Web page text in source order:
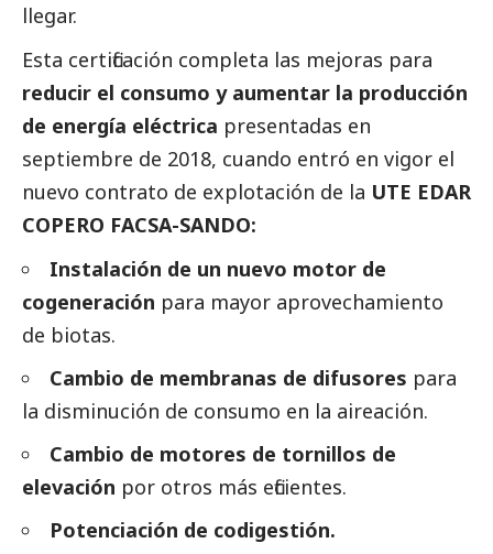
llegar.
Esta certificación completa las mejoras para
reducir el consumo y aumentar la producción
de energía eléctrica presentadas en
septiembre de 2018, cuando entró en vigor el
nuevo contrato de explotación de la UTE EDAR
COPERO FACSA-SANDO:
Instalación de un nuevo motor de
cogeneración para mayor aprovechamiento
de biotas.
Cambio de membranas de difusores para
la disminución de consumo en la aireación.
Cambio de motores de tornillos de
elevación por otros más eficientes.
Potenciación de codigestión.